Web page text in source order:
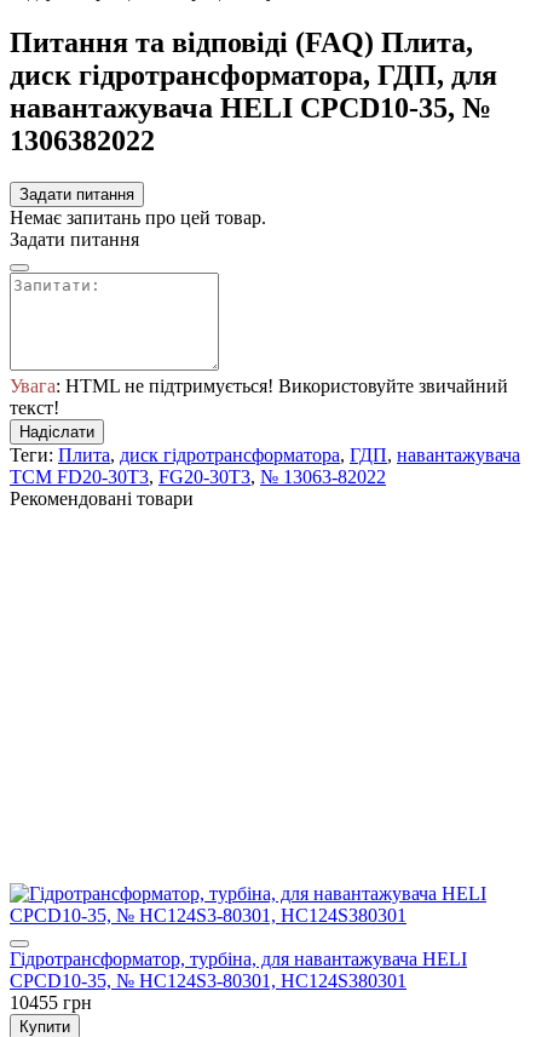
Питання та відповіді (FAQ) Плита,
диск гідротрансформатора, ГДП, для
навантажувача HELI CPCD10-35, №
1306382022
Задати питання
Немає запитань про цей товар.
Задати питання
Увага: HTML не підтримується! Використовуйте звичайний
текст!
Надіслати
Теги: Плита, диск гідротрансформатора, ГДП, навантажувача
TCM FD20-30T3, FG20-30T3, № 13063-82022
Рекомендовані товари
Гідротрансформатор, турбіна, для навантажувача HELI
CPCD10-35, № HC124S3-80301, HC124S380301
10455 грн
Купити